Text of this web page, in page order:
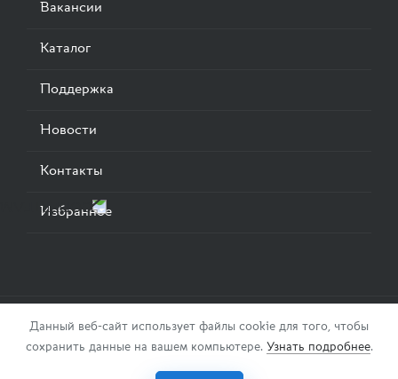
Вакансии
Каталог
Поддержка
Новости
Контакты
Избранное
© 2026. ООО «Смарт-Инжиниринг».Соглашение.
Поставка КИПиА. Разработка и производство
Данный веб-сайт использует файлы cookie для того, чтобы
сохранить данные на вашем компьютере. Узнать подробнее.